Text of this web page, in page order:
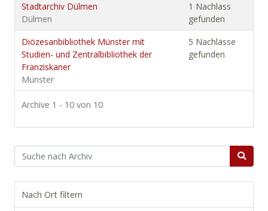
Stadtarchiv Dülmen
Dülmen
1 Nachlass
gefunden
Diözesanbibliothek Münster mit
Studien- und Zentralbibliothek der
Franziskaner
Münster
5 Nachlässe
gefunden
Archive 1 - 10 von 10
Nach Ort filtern